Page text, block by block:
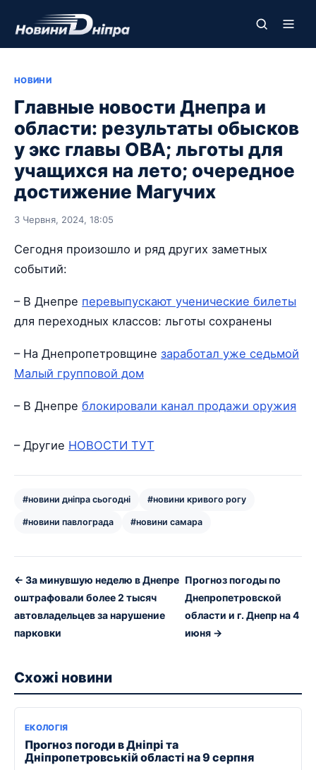
НОВИНИ
Главные новости Днепра и
области: результаты обысков
у экс главы ОВА; льготы для
учащихся на лето; очередное
достижение Магучих
3 Червня, 2024, 18:05
Сегодня произошло и ряд других заметных
событий:
– В Днепре перевыпускают ученические билеты
для переходных классов: льготы сохранены
– На Днепропетровщине заработал уже седьмой
Малый групповой дом
– В Днепре блокировали канал продажи оружия
– Другие НОВОСТИ ТУТ
#новини дніпра сьогодні #новини кривого рогу
#новини павлограда #новини самара
← За минувшую неделю в Днепре
оштрафовали более 2 тысяч
автовладельцев за нарушение
парковки
Прогноз погоды по
Днепропетровской
области и г. Днепр на 4
июня →
Схожі новини
ЕКОЛОГІЯ
Прогноз погоди в Дніпрі та
Дніпропетровській області на 9 серпня